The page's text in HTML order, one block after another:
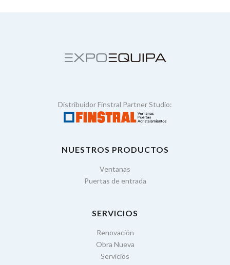
Distribuidor Finstral Partner Studio:
NUESTROS PRODUCTOS
Ventanas
Puertas de entrada
SERVICIOS
Renovación
Obra Nueva
Servicios